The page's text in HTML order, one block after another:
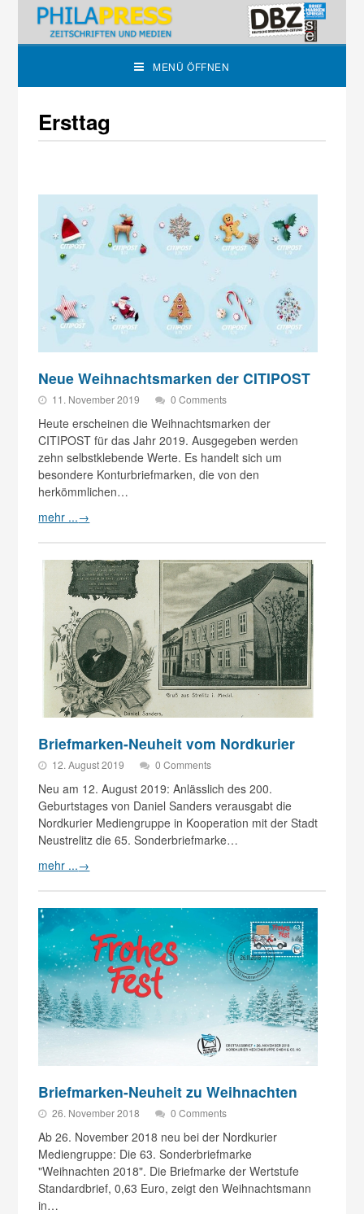
MENÜ ÖFFNEN
Ersttag
Neue Weihnachtsmarken der CITIPOST
11. November 2019 0 Comments
Heute erscheinen die Weihnachtsmarken der
CITIPOST für das Jahr 2019. Ausgegeben werden
zehn selbstklebende Werte. Es handelt sich um
besondere Konturbriefmarken, die von den
herkömmlichen…
mehr ...→
Briefmarken-Neuheit vom Nordkurier
12. August 2019 0 Comments
Neu am 12. August 2019: Anlässlich des 200.
Geburtstages von Daniel Sanders verausgabt die
Nordkurier Mediengruppe in Kooperation mit der Stadt
Neustrelitz die 65. Sonderbriefmarke…
mehr ...→
Briefmarken-Neuheit zu Weihnachten
26. November 2018 0 Comments
Ab 26. November 2018 neu bei der Nordkurier
Mediengruppe: Die 63. Sonderbriefmarke
"Weihnachten 2018". Die Briefmarke der Wertstufe
Standardbrief, 0,63 Euro, zeigt den Weihnachtsmann
in…